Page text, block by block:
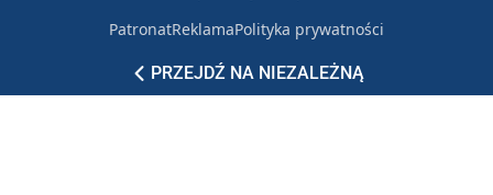
PRZEJDŹ NA NIEZALEŻNĄ
PatronatReklamaPolityka prywatności